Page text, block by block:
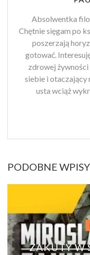
Absolwentka
Chętnie sięgam po
poszerzają
gotować.
zdrowej
siebie i otaczający
usta wciąż
PODOBNE WPISY
ZAKUTY W